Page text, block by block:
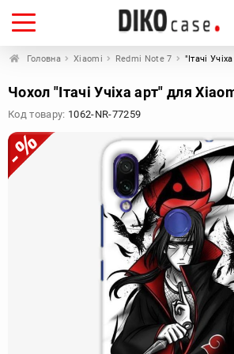
Головна Xiaomi Redmi Note 7 "Ітачі
Чохол "Ітачі Учіха арт" для
Код товару: 1062-NR-77259